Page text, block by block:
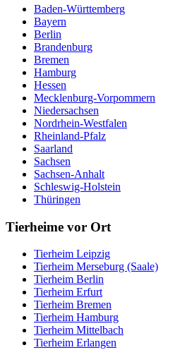
Baden-Württemberg
Bayern
Berlin
Brandenburg
Bremen
Hamburg
Hessen
Mecklenburg-Vorpommern
Niedersachsen
Nordrhein-Westfalen
Rheinland-Pfalz
Saarland
Sachsen
Sachsen-Anhalt
Schleswig-Holstein
Thüringen
Tierheime vor Ort
Tierheim Leipzig
Tierheim Merseburg (Saale)
Tierheim Berlin
Tierheim Erfurt
Tierheim Bremen
Tierheim Hamburg
Tierheim Mittelbach
Tierheim Erlangen